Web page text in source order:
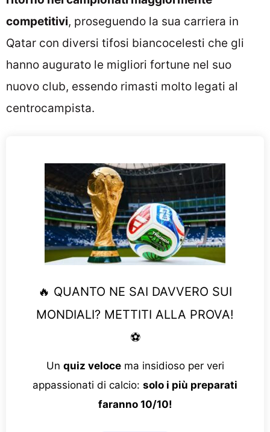
competitivi, proseguendo la sua carriera in
Qatar con diversi tifosi biancocelesti che gli
hanno augurato le migliori fortune nel suo
nuovo club, essendo rimasti molto legati al
centrocampista.
🔥 QUANTO NE SAI DAVVERO SUI
MONDIALI? METTITI ALLA PROVA!
⚽
Un quiz velocema insidioso per veri
appassionati di calcio: solo i più preparati
faranno 10/10!